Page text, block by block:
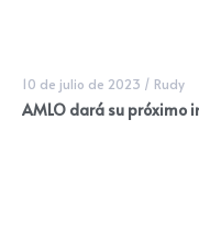
10 de julio de 2023 / Rudy
AMLO dará su próximo